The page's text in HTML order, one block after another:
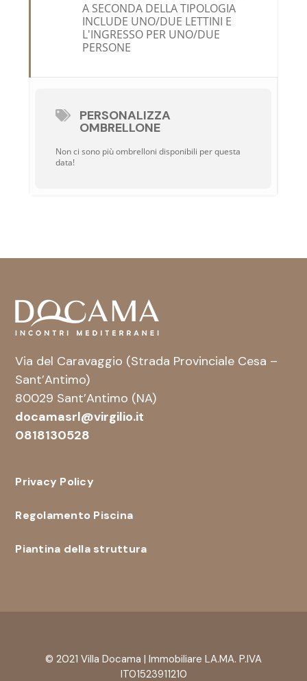
A SECONDA DELLA TIPOLOGIA
INCLUDE UNO/DUE LETTINI E
L'INGRESSO PER UNO/DUE
PERSONE
PERSONALIZZA
OMBRELLONE
Non ci sono più ombrelloni disponibili per questa
data!
Via del Caravaggio (Strada Provinciale Cesa –
Sant’Antimo)
80029 Sant’Antimo (NA)
docamasrl@virgilio.it
0818130528
Privacy Policy
Regolamento Piscina
Piantina della struttura
© 2021 Villa Docama | Immobiliare LA.MA. P.IVA
IT01523911210